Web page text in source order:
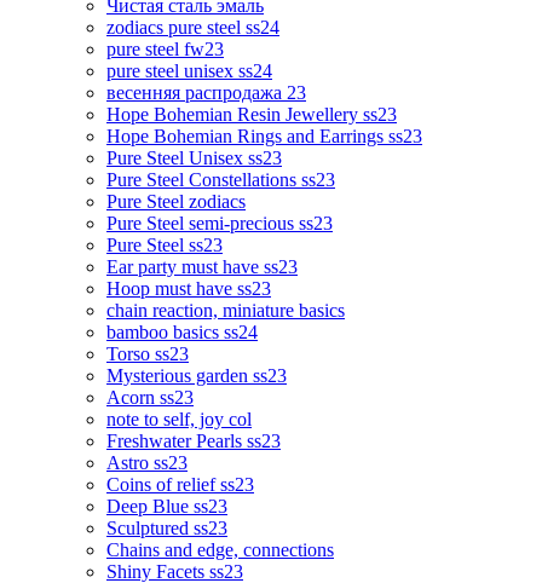
Чистая сталь эмаль
zodiacs pure steel ss24
pure steel fw23
pure steel unisex ss24
весенняя распродажа 23
Hope Bohemian Resin Jewellery ss23
Hope Bohemian Rings and Earrings ss23
Pure Steel Unisex ss23
Pure Steel Constellations ss23
Pure Steel zodiacs
Pure Steel semi-precious ss23
Pure Steel ss23
Ear party must have ss23
Hoop must have ss23
chain reaction, miniature basics
bamboo basics ss24
Torso ss23
Mysterious garden ss23
Acorn ss23
note to self, joy col
Freshwater Pearls ss23
Astro ss23
Coins of relief ss23
Deep Blue ss23
Sculptured ss23
Chains and edge, connections
Shiny Facets ss23